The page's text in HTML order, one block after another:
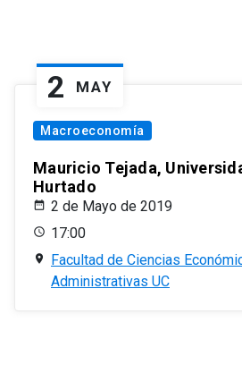
2 MAY
Macroeconomía
Mauricio Tejada,
Hurtado
2 de Mayo de 2019
17:00
Facultad de Ciencias
Administrativas UC